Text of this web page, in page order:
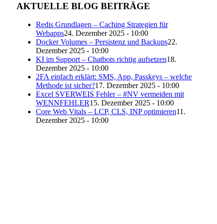
AKTUELLE BLOG BEITRÄGE
Redis Grundlagen – Caching Strategien für
Webapps24. Dezember 2025 - 10:00
Docker Volumes – Persistenz und Backups22.
Dezember 2025 - 10:00
KI im Support – Chatbots richtig aufsetzen18.
Dezember 2025 - 10:00
2FA einfach erklärt: SMS, App, Passkeys – welche
Methode ist sicher?17. Dezember 2025 - 10:00
Excel SVERWEIS Fehler – #NV vermeiden mit
WENNFEHLER15. Dezember 2025 - 10:00
Core Web Vitals – LCP, CLS, INP optimieren11.
Dezember 2025 - 10:00